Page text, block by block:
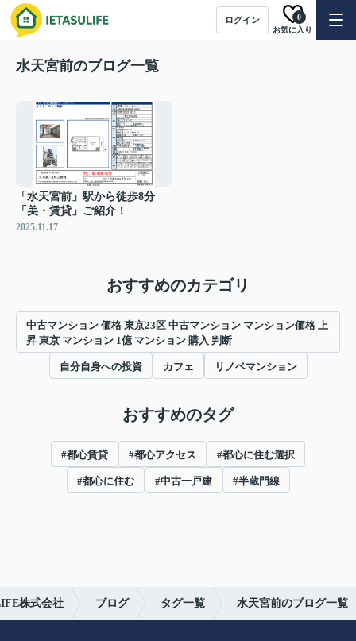
ログイン
お気に入り
0
水天宮前のブログ一覧
「水天宮前」駅から徒歩8分
「美・賃貸」ご紹介！
2025.11.17
おすすめのカテゴリ
中古マンション 価格 東京23区 中古マンション マンション価格 上
昇 東京 マンション 1億 マンション 購入 判断
自分自身への投資 カフェ リノベマンション
おすすめのタグ
#都心賃貸 #都心アクセス #都心に住む選択
#都心に住む #中古一戸建 #半蔵門線
株式会社 ブログ タグ一覧 水天宮前のブログ一覧